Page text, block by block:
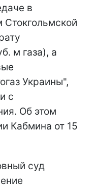
в
Стокгольмской
м газа), а
Украины",
с
Об этом
Кабмина от 15
суд